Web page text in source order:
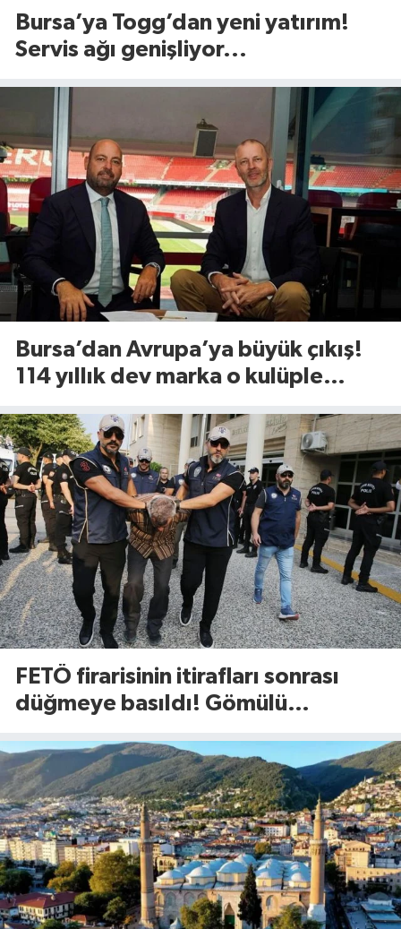
Bursa’ya Togg’dan yeni yatırım!
Servis ağı genişliyor...
Bursa’dan Avrupa’ya büyük çıkış!
114 yıllık dev marka o kulüple
FETÖ firarisinin itirafları sonrası
düğmeye basıldı! Gömülü